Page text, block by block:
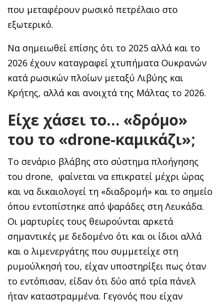
που μεταφέρουν ρωσικό πετρέλαιο στο
εξωτερικό.
Να σημειωθεί επίσης ότι το 2025 αλλά και το
2026 έχουν καταγραφεί χτυπήματα Ουκρανών
κατά ρωσικών πλοίων μεταξύ Λιβύης και
Κρήτης, αλλά και ανοιχτά της Μάλτας το 2026.
Είχε χάσει το… «δρόμο»
του το «drone-καμικάζι»;
Το σενάριο βλάβης στο σύστημα πλοήγησης
του drone, φαίνεται να επικρατεί μέχρι ώρας
και να δικαιολογεί τη «διαδρομή» και το σημείο
όπου εντοπίστηκε από ψαράδες στη Λευκάδα.
Οι μαρτυρίες τους θεωρούνται αρκετά
σημαντικές με δεδομένο ότι και οι ίδιοι αλλά
και ο λιμενεργάτης που συμμετείχε στη
ρυμούλκησή του, είχαν υποστηρίξει πως όταν
το εντόπισαν, είδαν ότι δύο από τρία πάνελ
ήταν καταστραμμένα. Γεγονός που είχαν